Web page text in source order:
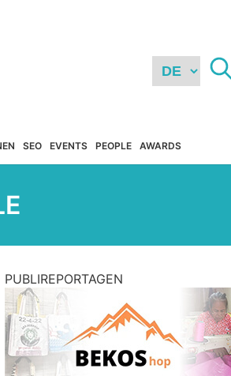
SEO EVENTS PEOPLE AWARDS
PUBLIREPORTAGEN